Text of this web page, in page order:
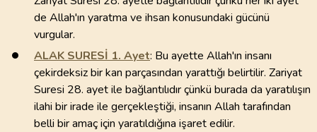
de Allah'ın yaratma ve ihsan konusundaki gücünü
vurgular.
ALAK SURESİ 1. Ayet: Bu ayette Allah'ın insanı
çekirdeksiz bir kan parçasından yarattığı belirtilir. Zariyat
Suresi 28. ayet ile bağlantılıdır çünkü burada da yaratılışın
ilahi bir irade ile gerçekleştiği, insanın Allah tarafından
belli bir amaç için yaratıldığına işaret edilir.